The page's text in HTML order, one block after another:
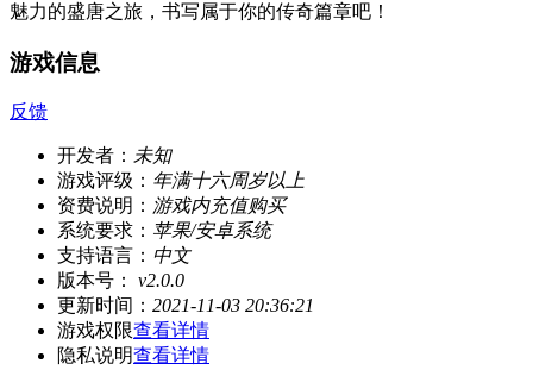
魅力的盛唐之旅，书写属于你的传奇篇章吧！
游戏信息
反馈
开发者： 未知
游戏评级： 年满十六周岁以上
资费说明： 游戏内充值购买
系统要求： 苹果/安卓系统
支持语言： 中文
版本号：
v2.0.0
更新时间： 2021-11-03 20:36:21
游戏权限查看详情
隐私说明查看详情